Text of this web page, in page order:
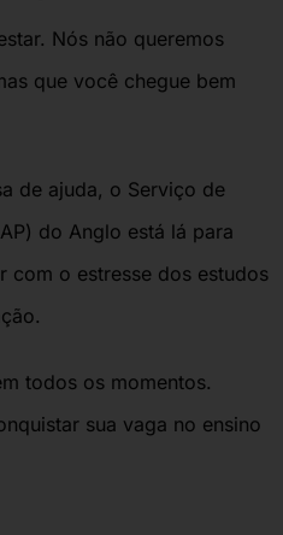
Nós não queremos
que você chegue bem
de ajuda, o Serviço de
do Anglo está lá para
com o estresse dos estudos
todos os momentos.
sua vaga no ensino